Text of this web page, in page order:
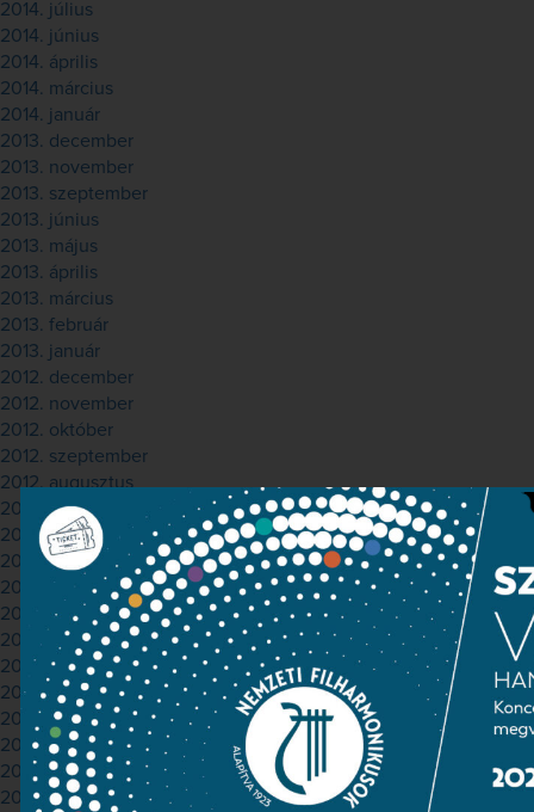
2014. július
2014. június
2014. április
2014. március
2014. január
2013. december
2013. november
2013. szeptember
2013. június
2013. május
2013. április
2013. március
2013. február
2013. január
2012. december
2012. november
2012. október
2012. szeptember
2012. augusztus
2012. július
2012. június
2012. május
2012. április
2012. március
2012. február
2012. január
2011. december
2011. november
2011. október
2011. szeptember
2011. augusztus